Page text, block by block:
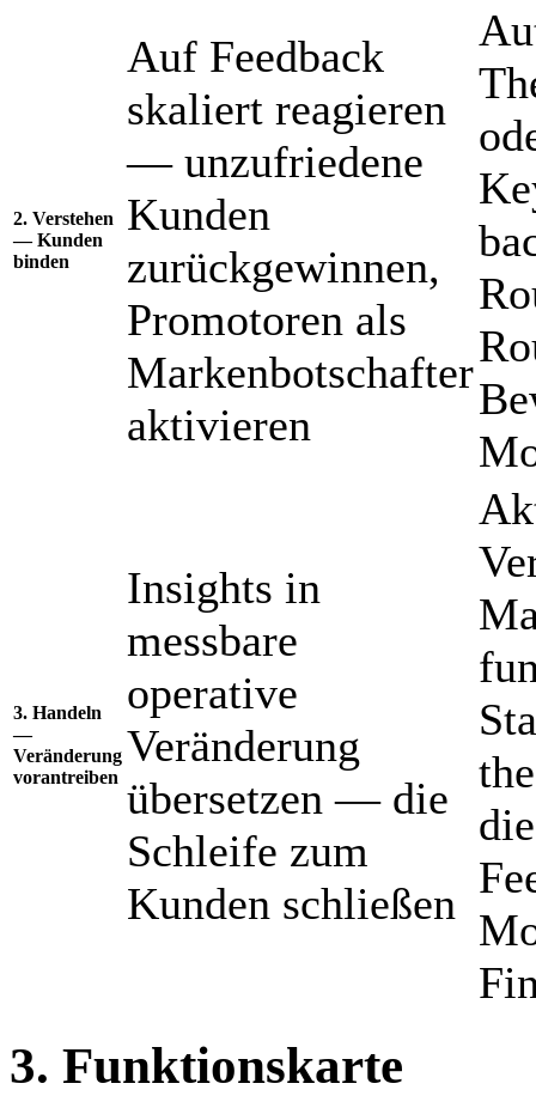
2. Verstehen
— Kunden
binden
Auf Feedback
skaliert reagieren
— unzufriedene
Kunden
zurückgewinnen,
Promotoren als
Markenbotschafter
aktivieren
3. Handeln
—
Veränderung
vorantreiben
Insights in
messbare
operative
Veränderung
übersetzen — die
Schleife zum
Kunden schließen
3. Funktionskarte